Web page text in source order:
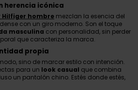
herencia icónica
Hilfiger hombre mezclan la esencia del
con un giro moderno. Son el toque
masculina con personalidad, sin perder
que caracteriza la marca.
propia
sino de marcar estilo con intención.
para un look casual que combina
un pantalón chino. Estés donde estés,